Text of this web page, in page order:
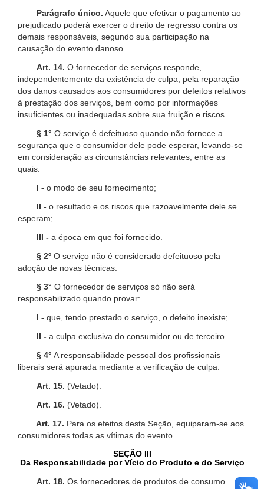
Parágrafo único. Aquele que efetivar o pagamento ao
prejudicado poderá exercer o direito de regresso contra os
demais responsáveis, segundo sua participação na
causação do evento danoso.
Art. 14. O fornecedor de serviços responde,
independentemente da existência de culpa, pela reparação
dos danos causados aos consumidores por defeitos relativos
à prestação dos serviços, bem como por informações
insuficientes ou inadequadas sobre sua fruição e riscos.
§ 1° O serviço é defeituoso quando não fornece a
segurança que o consumidor dele pode esperar, levando-se
em consideração as circunstâncias relevantes, entre as
quais:
I - o modo de seu fornecimento;
II - o resultado e os riscos que razoavelmente dele se
esperam;
III - a época em que foi fornecido.
§ 2º O serviço não é considerado defeituoso pela
adoção de novas técnicas.
§ 3° O fornecedor de serviços só não será
responsabilizado quando provar:
I - que, tendo prestado o serviço, o defeito inexiste;
II - a culpa exclusiva do consumidor ou de terceiro.
§ 4° A responsabilidade pessoal dos profissionais
liberais será apurada mediante a verificação de culpa.
Art. 15. (Vetado).
Art. 16. (Vetado).
Art. 17. Para os efeitos desta Seção, equiparam-se aos
consumidores todas as vítimas do evento.
SEÇÃO III
Da Responsabilidade por Vício do Produto e do Serviço
Art. 18. Os fornecedores de produtos de consumo